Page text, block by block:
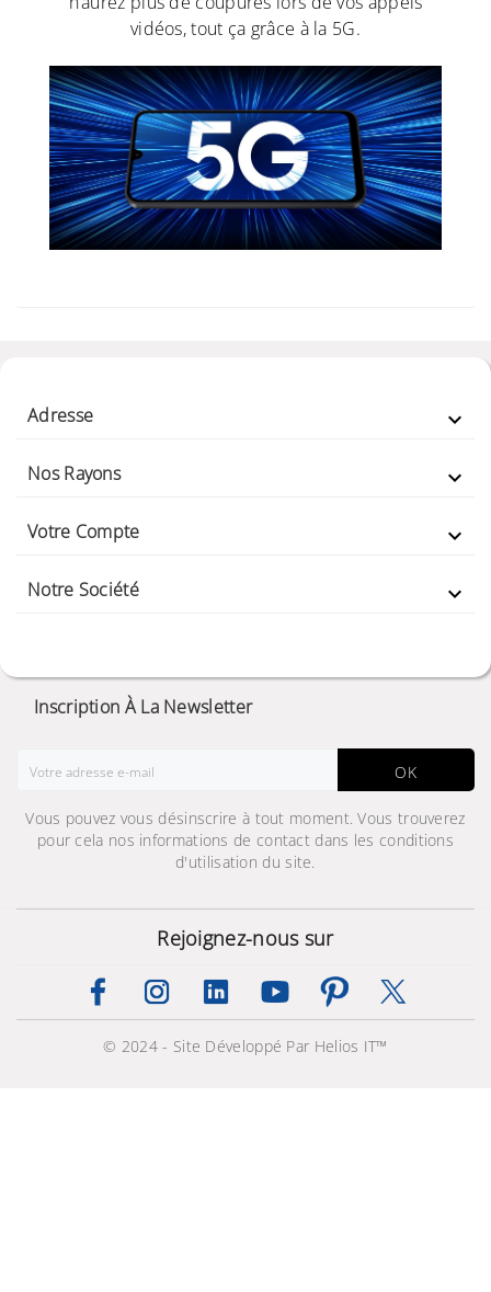
vidéos, tout ça grâce à la 5G.
Galaxy A17 5G (6 /128
Go)
Adresse 
Nos Rayons 
Votre Compte 
Notre Société 
Inscription À La Newsletter
OK
Vous pouvez vous désinscrire à tout moment. Vous trouverez
pour cela nos informations de contact dans les conditions
d'utilisation du site.
Rejoignez-nous sur
© 2024 - Site Développé Par Helios IT™